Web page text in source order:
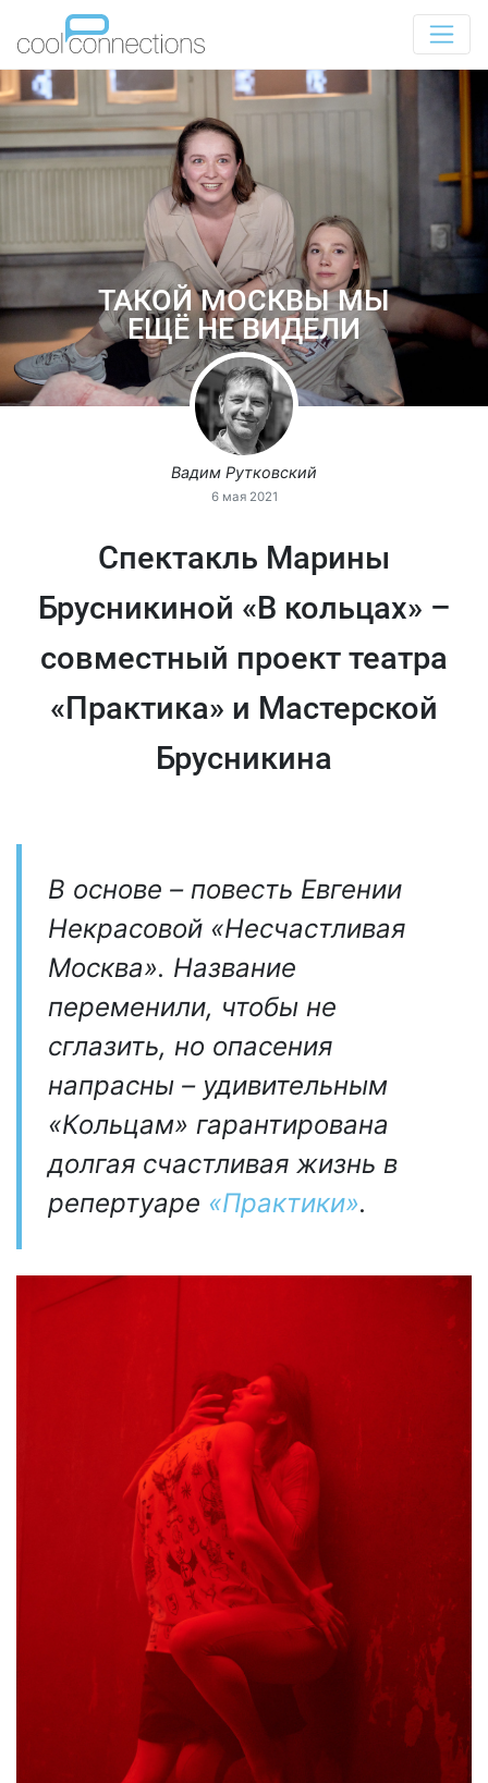
ТАКОЙ МОСКВЫ МЫ
ЕЩЁ НЕ ВИДЕЛИ
Вадим Рутковский
6 мая 2021
Спектакль Марины
Брусникиной «В кольцах» –
совместный проект театра
«Практика» и Мастерской
Брусникина
В основе – повесть Евгении
Некрасовой «Несчастливая
Москва». Название
переменили, чтобы не
сглазить, но опасения
напрасны – удивительным
«Кольцам» гарантирована
долгая счастливая жизнь в
репертуаре «Практики».